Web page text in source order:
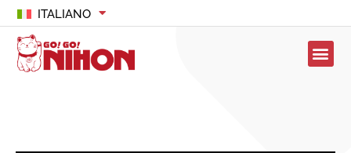
ITALIANO